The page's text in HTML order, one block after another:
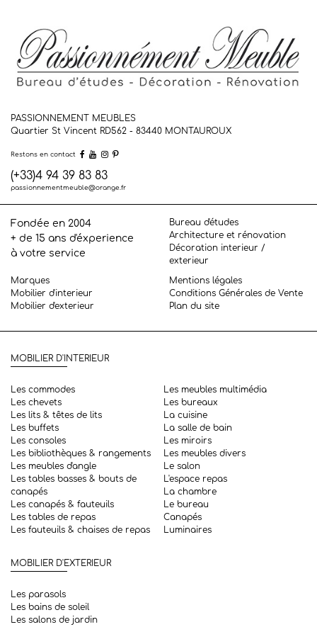
PASSIONNEMENT MEUBLES
Quartier St Vincent RD562 - 83440 MONTAUROUX
Restons en contact
(+33)4 94 39 83 83
passionnementmeuble@orange.fr
Fondée en 2004
+ de 15 ans d'éxperience
à votre service
Bureau d'études
Architecture et rénovation
Décoration interieur /
exterieur
Marques
Mobilier d'interieur
Mobilier d'exterieur
Mentions légales
Conditions Générales de Vente
Plan du site
MOBILIER D'INTERIEUR
Les commodes
Les chevets
Les lits & têtes de lits
Les buffets
Les consoles
Les bibliothèques & rangements
Les meubles d'angle
Les tables basses & bouts de
canapés
Les canapés & fauteuils
Les tables de repas
Les fauteuils & chaises de repas
Les meubles multimédia
Les bureaux
La cuisine
La salle de bain
Les miroirs
Les meubles divers
Le salon
L'espace repas
La chambre
Le bureau
Canapés
Luminaires
MOBILIER D'EXTERIEUR
Les parasols
Les bains de soleil
Les salons de jardin